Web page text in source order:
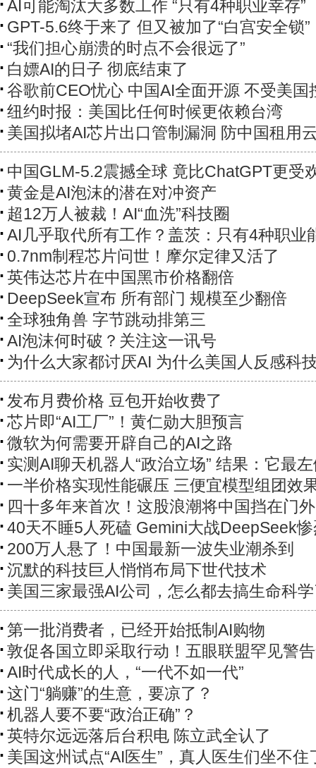
AI可能淘汰大多数工作 “只有4种职业幸存”
GPT-5.6终于来了 但又被加了“白宫安全锁”
“我们担心崩溃的时点不会很远了”
白嫖AI的日子 彻底结束了
谷歌前CEO忧心 中国AI全面开源 不受美国
纽约时报：美国比任何时候更依赖台湾
美国拟堵AI芯片出口管制漏洞 防中国租用
中国GLM-5.2震撼全球 竟比ChatGPT更受
黄金是AI泡沫的潜在对冲资产
超12万人被裁！AI“血洗”科技圈
AI几乎取代所有工作？盖茨：只有4种职业
0.7nm制程芯片问世！摩尔定律又活了
英伟达芯片在中国黑市价格翻倍
DeepSeek宣布 所有部门 规模至少翻倍
全球独角兽 字节跳动排第三
AI泡沫何时破？关注这一讯号
为什么大家都讨厌AI 为什么美国人反感科
发布月费价格 豆包开始收费了
芯片即“AI工厂”！黄仁勋大胆预言
微软为何需要开辟自己的AI之路
实测AI聊天机器人“政治立场” 结果：它最
一半价格实现性能碾压 三便宜模型组团效
四十多年来首次！这股浪潮将中国挡在门外
40天不睡5人死磕 Gemini大战DeepSeek
200万人悬了！中国最新一波失业潮杀到
沉默的科技巨人悄悄布局下世代技术
美国三家最强AI公司，怎么都去搞生命科
第一批消费者，已经开始抵制AI购物
敦促各国立即采取行动！五眼联盟罕见警
AI时代成长的人，“一代不如一代”
这门“躺赚”的生意，要凉了？
机器人要不要“政治正确”？
英特尔远远落后台积电 陈立武全认了
美国这州试点“AI医生”，真人医生们坐不住